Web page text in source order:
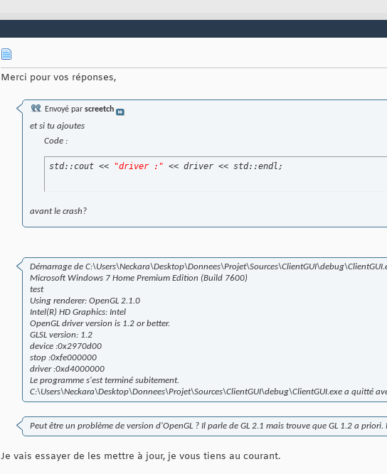
Merci pour vos réponses,
Envoyé par screetch
et si tu ajoutes
Code :
std::cout << "driver :" << driver << std::endl;
avant le crash?
Démarrage de
Microsoft Windows 7 Home Premium Edition (Build 7600)
test
Using renderer: OpenGL 2.1.0
Intel(R) HD Graphics: Intel
OpenGL driver version is 1.2 or better.
GLSL version: 1.2
device :0x2970d00
stop :0xfe000000
driver :0xd4000000
Le programme s'est terminé subitement.
C:\Users\Neckara\Desktop\Donnees\Projet\Sources\ClientGUI\debug\ClientGUI.exe a quitté
Peut être un problème de version d'OpenGL ? Il parle de GL 2.1 mais trouve que GL 1.2 a
Je vais essayer de les mettre à jour, je vous tiens au courant.